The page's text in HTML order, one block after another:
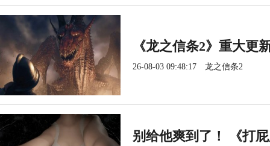
《龙之信条2》重大更
26-08-03 09:48:17 龙之信条2
别给他爽到了！ 《打